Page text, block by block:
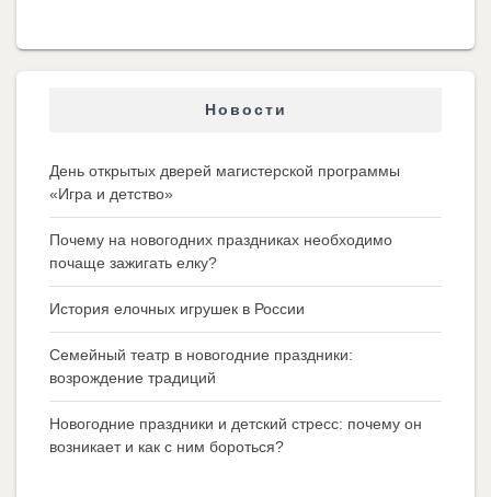
Новости
День открытых дверей магистерской программы
«Игра и детство»
Почему на новогодних праздниках необходимо
почаще зажигать елку?
История елочных игрушек в России
Семейный театр в новогодние праздники:
возрождение традиций
Новогодние праздники и детский стресс: почему он
возникает и как с ним бороться?